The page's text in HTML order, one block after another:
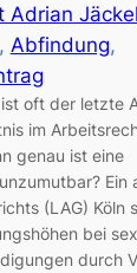
Adrian Jäckel
, Abfindung
oft der letzte
im
genau ist eine
Ein
(LAG) Köln
bei
durch